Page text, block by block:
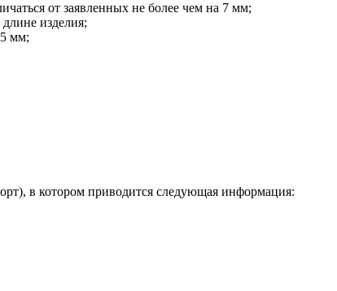
от заявленных не более чем на 7 мм;
изделия;
5 мм;
в котором приводится следующая информация: